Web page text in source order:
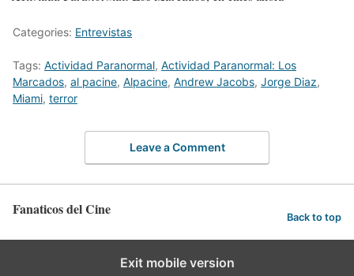
Categories: Entrevistas
Tags: Actividad Paranormal, Actividad Paranormal: Los
Marcados, al pacine, Alpacine, Andrew Jacobs, Jorge Diaz,
Miami, terror
Leave a Comment
Fanaticos del Cine Back to top
Exit mobile version